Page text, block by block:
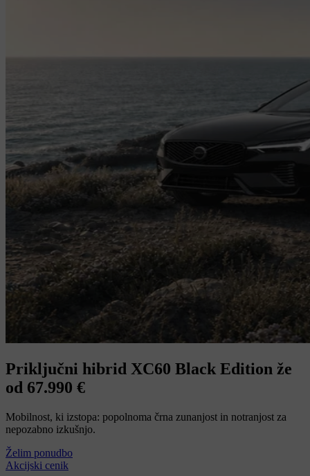
Priključni hibrid XC60 Black Edition že
od 67.990 €
Mobilnost, ki izstopa: popolnoma črna zunanjost in notranjost za
nepozabno izkušnjo.
Želim ponudbo
Akcijski cenik